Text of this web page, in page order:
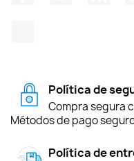
Política de
Compra segura
Métodos de pago
Política de